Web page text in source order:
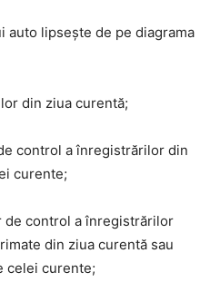
auto lipsește de pe diagrama
din ziua curentă;
control a înregistrărilor din
curente;
de control a înregistrărilor
din ziua curentă sau
celei curente;